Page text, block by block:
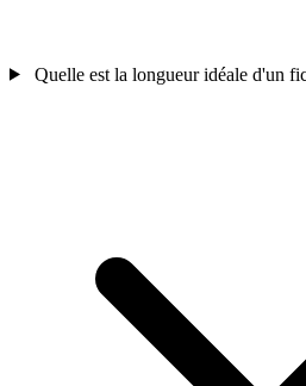
Quelle est la longueur idéale d'un